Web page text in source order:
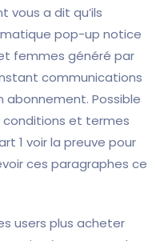
a dit qu’ils
pop-up notice
femmes généré par
communications
abonnement. Possible
et termes
1 voir la preuve pour
ces paragraphes ce
users plus acheter